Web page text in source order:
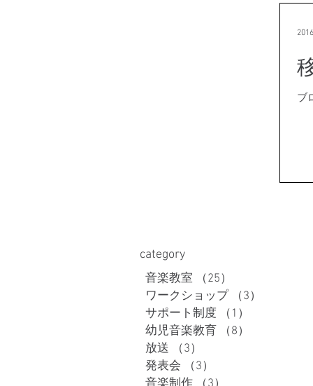
ブ
​category
音楽教室 （25）
ワークショップ
（3）
サポート制度
（1）
幼児音楽教育
（8）
放送
（3）
発表会
（3）